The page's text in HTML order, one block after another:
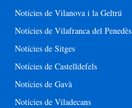
Notícies de Vilanova i la Geltrú
Notícies de Vilafranca del Penedès
Notícies de Sitges
Notícies de Castelldefels
Notícies de Gavà
Notícies de Viladecans